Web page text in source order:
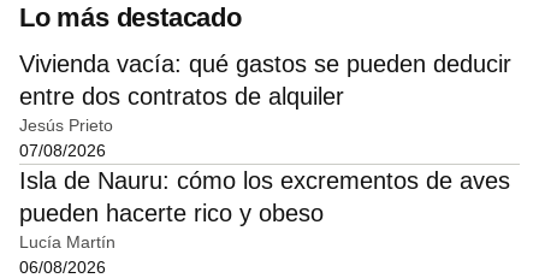
Lo más destacado
Vivienda vacía: qué gastos se pueden deducir
entre dos contratos de alquiler
Jesús Prieto
07/08/2026
Isla de Nauru: cómo los excrementos de aves
pueden hacerte rico y obeso
Lucía Martín
06/08/2026